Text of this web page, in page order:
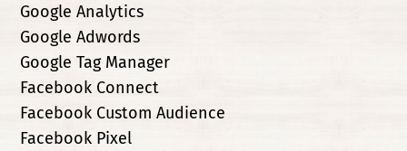
Google Analytics
Google Adwords
Google Tag Manager
Facebook Connect
Facebook Custom Audience
Facebook Pixel